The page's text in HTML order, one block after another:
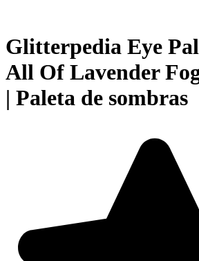
Glitterpedia Eye
All Of Lavender
| Paleta de sombras